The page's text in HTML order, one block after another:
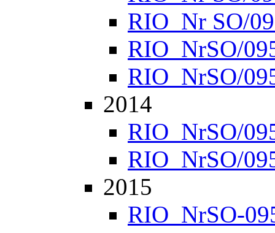
RIO_Nr SO/
RIO_NrSO/
RIO_NrSO/
2014
RIO_NrSO/
RIO_NrSO/
2015
RIO_NrSO-